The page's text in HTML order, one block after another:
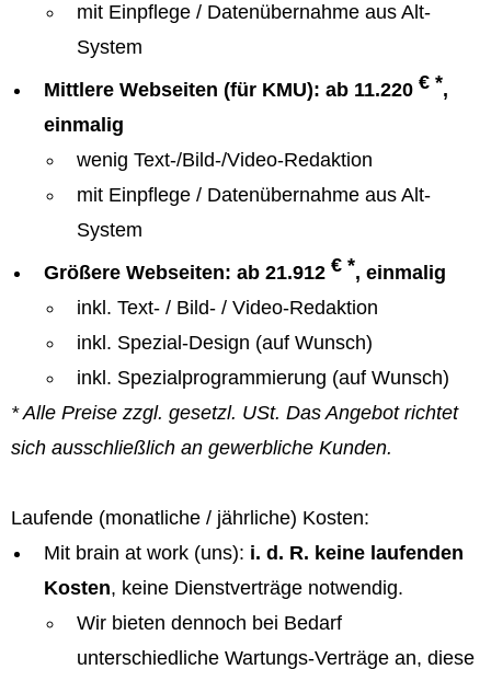
mit Einpflege / Datenübernahme aus Alt-
System
Mittlere Webseiten (für KMU): ab 11.220 € *,
einmalig
wenig Text-/Bild-/Video-Redaktion
mit Einpflege / Datenübernahme aus Alt-
System
Größere Webseiten: ab 21.912 € *, einmalig
inkl. Text- / Bild- / Video-Redaktion
inkl. Spezial-Design (auf Wunsch)
inkl. Spezialprogrammierung (auf Wunsch)
* Alle Preise zzgl. gesetzl. USt. Das Angebot richtet
sich ausschließlich an gewerbliche Kunden.
Laufende (monatliche / jährliche) Kosten:
Mit brain at work (uns): i. d. R. keine laufenden
Kosten, keine Dienstverträge notwendig.
Wir bieten dennoch bei Bedarf
unterschiedliche Wartungs-Verträge an, diese